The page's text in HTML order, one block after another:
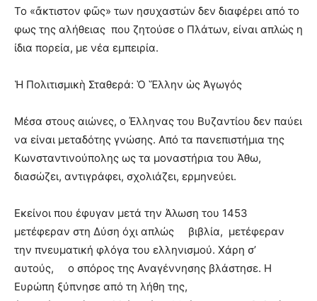
Το «ἄκτιστον φῶς» των ησυχαστών δεν διαφέρει από το
φως της αλήθειας που ζητούσε ο Πλάτων, είναι απλώς η
ίδια πορεία, με νέα εμπειρία.
Ἡ Πολιτισμικὴ Σταθερά: Ὁ Ἕλλην ὡς Ἀγωγός
Μέσα στους αιώνες, ο Έλληνας του Βυζαντίου δεν παύει
να είναι μεταδότης γνώσης. Από τα πανεπιστήμια της
Κωνσταντινούπολης ως τα μοναστήρια του Άθω,
διασώζει, αντιγράφει, σχολιάζει, ερμηνεύει.
Εκείνοι που έφυγαν μετά την Άλωση του 1453
μετέφεραν στη Δύση όχι απλώς βιβλία, μετέφεραν
την πνευματική φλόγα του ελληνισμού. Χάρη σ’
αυτούς, ο σπόρος της Αναγέννησης βλάστησε. Η
Ευρώπη ξύπνησε από τη λήθη της,